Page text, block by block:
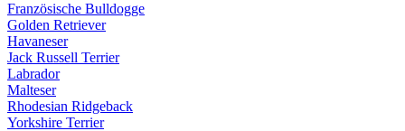
Französische Bulldogge
Golden Retriever
Havaneser
Jack Russell Terrier
Labrador
Malteser
Rhodesian Ridgeback
Yorkshire Terrier